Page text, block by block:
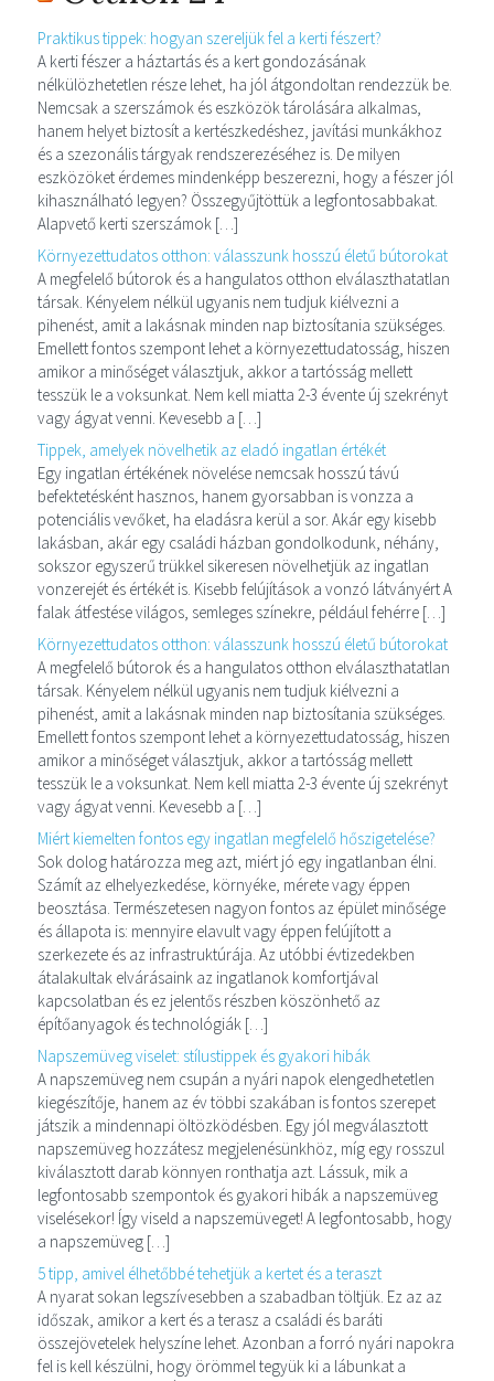
Praktikus tippek: hogyan szereljük fel a kerti fészert?
A kerti fészer a háztartás és a kert gondozásának
nélkülözhetetlen része lehet, ha jól átgondoltan rendezzük be.
Nemcsak a szerszámok és eszközök tárolására alkalmas,
hanem helyet biztosít a kertészkedéshez, javítási munkákhoz
és a szezonális tárgyak rendszerezéséhez is. De milyen
eszközöket érdemes mindenképp beszerezni, hogy a fészer jól
kihasználható legyen? Összegyűjtöttük a legfontosabbakat.
Alapvető kerti szerszámok […]
Környezettudatos otthon: válasszunk hosszú életű bútorokat
A megfelelő bútorok és a hangulatos otthon elválaszthatatlan
társak. Kényelem nélkül ugyanis nem tudjuk kiélvezni a
pihenést, amit a lakásnak minden nap biztosítania szükséges.
Emellett fontos szempont lehet a környezettudatosság, hiszen
amikor a minőséget választjuk, akkor a tartósság mellett
tesszük le a voksunkat. Nem kell miatta 2-3 évente új szekrényt
vagy ágyat venni. Kevesebb a […]
Tippek, amelyek növelhetik az eladó ingatlan értékét
Egy ingatlan értékének növelése nemcsak hosszú távú
befektetésként hasznos, hanem gyorsabban is vonzza a
potenciális vevőket, ha eladásra kerül a sor. Akár egy kisebb
lakásban, akár egy családi házban gondolkodunk, néhány,
sokszor egyszerű trükkel sikeresen növelhetjük az ingatlan
vonzerejét és értékét is. Kisebb felújítások a vonzó látványért A
falak átfestése világos, semleges színekre, például fehérre […]
Környezettudatos otthon: válasszunk hosszú életű bútorokat
A megfelelő bútorok és a hangulatos otthon elválaszthatatlan
társak. Kényelem nélkül ugyanis nem tudjuk kiélvezni a
pihenést, amit a lakásnak minden nap biztosítania szükséges.
Emellett fontos szempont lehet a környezettudatosság, hiszen
amikor a minőséget választjuk, akkor a tartósság mellett
tesszük le a voksunkat. Nem kell miatta 2-3 évente új szekrényt
vagy ágyat venni. Kevesebb a […]
Miért kiemelten fontos egy ingatlan megfelelő hőszigetelése?
Sok dolog határozza meg azt, miért jó egy ingatlanban élni.
Számít az elhelyezkedése, környéke, mérete vagy éppen
beosztása. Természetesen nagyon fontos az épület minősége
és állapota is: mennyire elavult vagy éppen felújított a
szerkezete és az infrastruktúrája. Az utóbbi évtizedekben
átalakultak elvárásaink az ingatlanok komfortjával
kapcsolatban és ez jelentős részben köszönhető az
építőanyagok és technológiák […]
Napszemüveg viselet: stílustippek és gyakori hibák
A napszemüveg nem csupán a nyári napok elengedhetetlen
kiegészítője, hanem az év többi szakában is fontos szerepet
játszik a mindennapi öltözködésben. Egy jól megválasztott
napszemüveg hozzátesz megjelenésünkhöz, míg egy rosszul
kiválasztott darab könnyen ronthatja azt. Lássuk, mik a
legfontosabb szempontok és gyakori hibák a napszemüveg
viselésekor! Így viseld a napszemüveget! A legfontosabb, hogy
a napszemüveg […]
5 tipp, amivel élhetőbbé tehetjük a kertet és a teraszt
A nyarat sokan legszívesebben a szabadban töltjük. Ez az az
időszak, amikor a kert és a terasz a családi és baráti
összejövetelek helyszíne lehet. Azonban a forró nyári napokra
fel is kell készülni, hogy örömmel tegyük ki a lábunkat a